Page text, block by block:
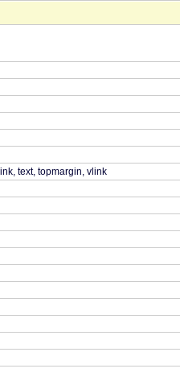
text, topmargin, vlink